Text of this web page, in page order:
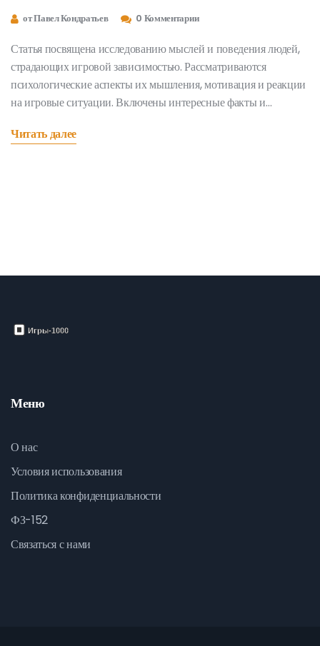
от Павел Кондратьев 0 Комментарии
Статья посвящена исследованию мыслей и поведения людей,
страдающих игровой зависимостью. Рассматриваются
психологические аспекты их мышления, мотивация и реакции
на игровые ситуации. Включены интересные факты и
лично или в кругу близких.
Читать далее
Меню
О нас
Условия использования
Политика конфиденциальности
ФЗ-152
Связаться с нами